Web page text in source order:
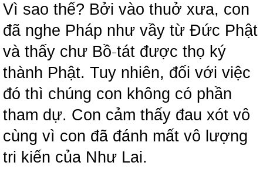
Vì sao thế? Bởi vào thuở xưa, con
đã nghe Pháp như vầy từ Đức Phật
và thấy chư Bồ-tát được thọ ký
thành Phật. Tuy nhiên, đối với việc
đó thì chúng con không có phần
tham dự. Con cảm thấy đau xót vô
cùng vì con đã đánh mất vô lượng
tri kiến của Như Lai.